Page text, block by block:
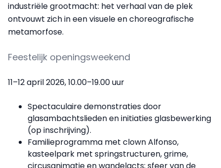
industriële grootmacht: het verhaal van de plek
ontvouwt zich in een visuele en choreografische
metamorfose.
Feestelijk openingsweekend
11–12 april 2026, 10.00–19.00 uur
Spectaculaire demonstraties door
glasambachtslieden en initiaties glasbewerking
(op inschrijving).
Familieprogramma met clown Alfonso,
kasteelpark met springstructuren, grime,